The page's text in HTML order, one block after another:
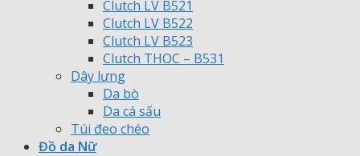
Clutch LV B521
Clutch LV B522
Clutch LV B523
Clutch THOC – B531
Dây lưng
Da bò
Da cá sấu
Túi đeo chéo
Đồ da Nữ